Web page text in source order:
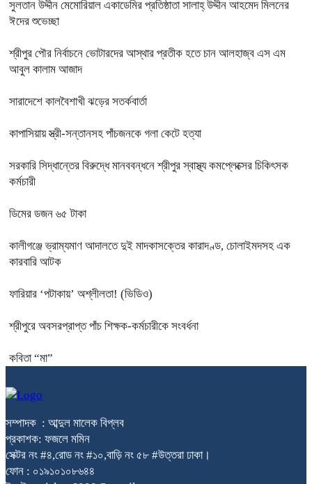
সুলতান উদ্দীন মেমোরিয়াল একাডেমির প্রতিষ্ঠাতা সালাহ্ উদ্দীন আহমেদ মিলনের
ঈদের শুভেচ্ছা
শ্রীপুর পৌর নির্বাচনে ভোটারদের আস্থার প্রতীক হতে চান আলহাজ্ব এস এম
আবুল কালাম আজাদ
সারাদেশে কালবৈশাখী ঝড়ের সতর্কবার্তা
কাপাসিয়ায় স্ত্রী-সন্তানসহ পাঁচজনকে গলা কেটে হত্যা
সরকারি সিদ্ধান্তের বিরুদ্ধে মানববন্ধনে শ্রীপুর স্বাস্থ্য কমপ্লেক্সের চিকিৎসক
কর্মচারী
ডিমের ডজন ৬৫ টাকা
কালীগঞ্জে ভ্রাম্যমাণ আদালতে দুই মাদকাসক্তের কারাদণ্ড, চোলাইমদসহ এক
কারবারি আটক
ফারিয়ার ‘পটাকায়’ অশ্লীলতা! (ভিডিও)
শ্রীপুরে অবসরপ্রাপ্ত পাঁচ শিক্ষক-কর্মচারীকে সংবর্ধনা
কবিতা “মা”
সম্পাদক : আব্দুল মালেক বিপ্লব
প্রকাশক: ফজলে মমিন
সেক্টর নং #৪,রোড নং #১০,বাড়ি নং ৫৮ #উত্তরা ঢাকা।
ফোন : ০১৯১০১০৮৬৪৪